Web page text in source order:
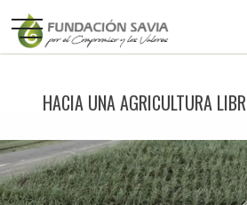
HACIA UNA AGRICULTURA